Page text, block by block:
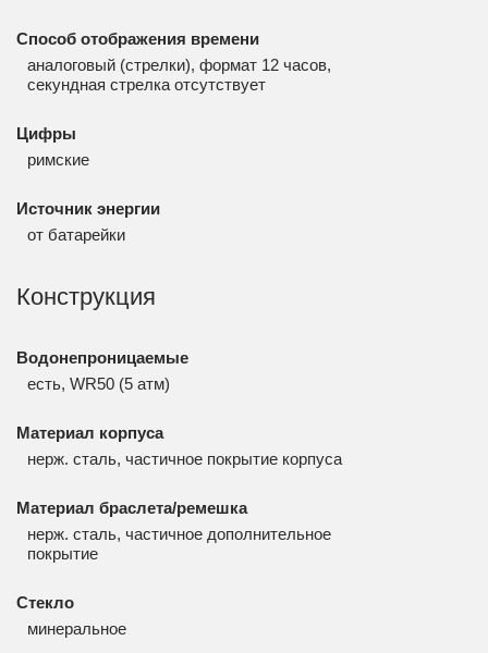
Способ отображения времени
аналоговый (стрелки), формат 12 часов,
секундная стрелка отсутствует
Цифры
римские
Источник энергии
от батарейки
Конструкция
Водонепроницаемые
есть, WR50 (5 атм)
Материал корпуса
нерж. сталь, частичное покрытие корпуса
Материал браслета/ремешка
нерж. сталь, частичное дополнительное
покрытие
Стекло
минеральное